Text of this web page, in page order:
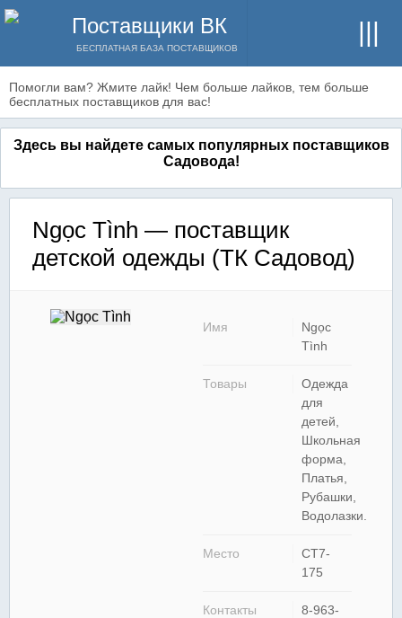
Поставщики ВК
БЕСПЛАТНАЯ БАЗА ПОСТАВЩИКОВ
Помогли вам? Жмите лайк! Чем больше лайков, тем больше
бесплатных поставщиков для вас!
Здесь вы найдете самых популярных поставщиков
Садовода!
Ngọc Tình — поставщик
детской одежды (ТК Садовод)
Имя
Ngọc
Tình
Товары
Одежда
для
детей,
Школьная
форма,
Платья,
Рубашки,
Водолазки.
Место
СТ7-
175
Контакты
8-963-